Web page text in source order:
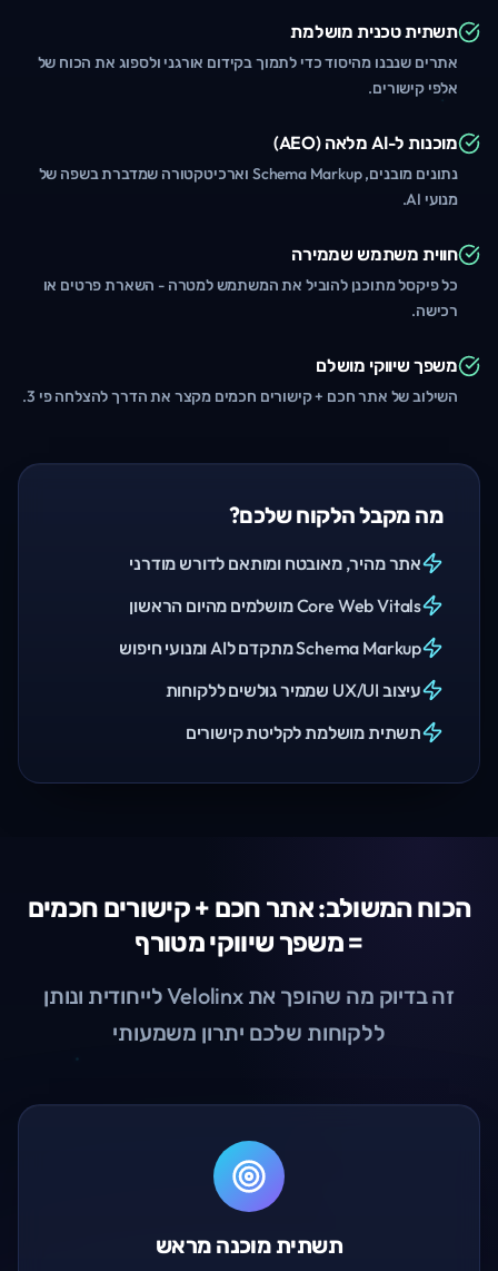
מה מקבל הלקוח שלכם?
אתר מהיר, מאובטח ומותאם לדורש מודרני
Core Web Vitals מושלמים מהיום הראשון
Schema Markup מתקדם לAI ומנועי חיפוש
עיצוב UX/UI שממיר גולשים ללקוחות
תשתית מושלמת לקליטת קישורים
תשתית טכנית מושלמת
אתרים שנבנו מהיסוד כדי לתמוך בקידום אורגני ולספוג את הכוח של
אלפי קישורים.
מוכנות ל-AI מלאה (AEO)
נתונים מובנים, Schema Markup וארכיטקטורה שמדברת בשפה של
מנועי AI.
חווית משתמש שממירה
כל פיקסל מתוכנן להוביל את המשתמש למטרה - השארת פרטים או
רכישה.
משפך שיווקי מושלם
השילוב של אתר חכם + קישורים חכמים מקצר את הדרך להצלחה פי 3.
הכוח המשולב: אתר חכם + קישורים חכמים
= משפך שיווקי מטורף
זה בדיוק מה שהופך את Velolinx לייחודית ונותן
ללקוחות שלכם יתרון משמעותי
תשתית מוכנה מראש